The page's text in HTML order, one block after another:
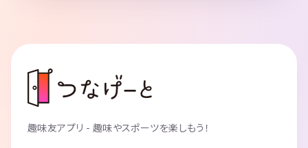
趣味友アプリ - 趣味やスポーツを楽しもう！